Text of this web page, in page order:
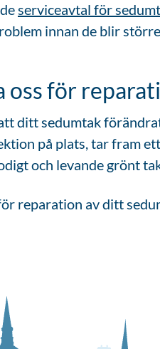
serviceavtal för
innan de blir
oss för
ditt sedumtak
på plats, tar fram
och levande grönt
reparation av ditt